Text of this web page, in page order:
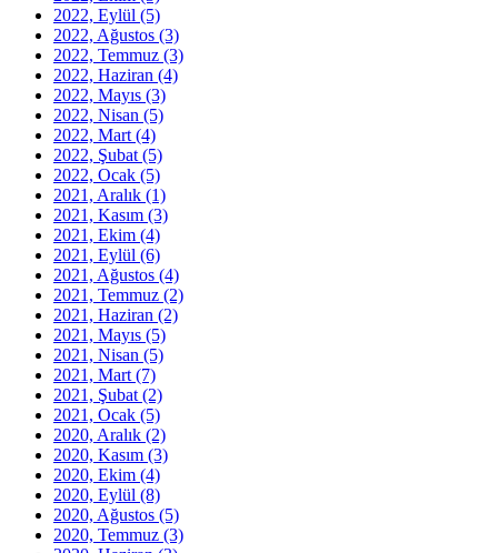
2022, Eylül (5)
2022, Ağustos (3)
2022, Temmuz (3)
2022, Haziran (4)
2022, Mayıs (3)
2022, Nisan (5)
2022, Mart (4)
2022, Şubat (5)
2022, Ocak (5)
2021, Aralık (1)
2021, Kasım (3)
2021, Ekim (4)
2021, Eylül (6)
2021, Ağustos (4)
2021, Temmuz (2)
2021, Haziran (2)
2021, Mayıs (5)
2021, Nisan (5)
2021, Mart (7)
2021, Şubat (2)
2021, Ocak (5)
2020, Aralık (2)
2020, Kasım (3)
2020, Ekim (4)
2020, Eylül (8)
2020, Ağustos (5)
2020, Temmuz (3)